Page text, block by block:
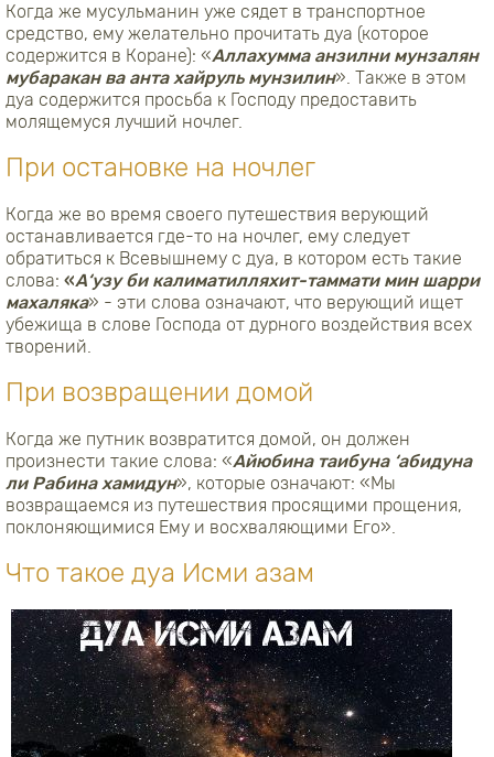
Когда же мусульманин уже сядет в транспортное
средство, ему желательно прочитать дуа (которое
содержится в Коране): «Аллахумма анзилни мунзалян
мубаракан ва анта хайруль мунзилин». Также в этом
дуа содержится просьба к Господу предоставить
молящемуся лучший ночлег.
При остановке на ночлег
Когда же во время своего путешествия верующий
останавливается где-то на ночлег, ему следует
обратиться к Всевышнему с дуа, в котором есть такие
слова: «А‘узу би калиматилляхит-таммати мин шарри
махаляка» - эти слова означают, что верующий ищет
убежища в слове Господа от дурного воздействия всех
творений.
При возвращении домой
Когда же путник возвратится домой, он должен
произнести такие слова: «Айюбина таибуна ‘абидуна
ли Рабина хамидун», которые означают: «Мы
возвращаемся из путешествия просящими прощения,
поклоняющимися Ему и восхваляющими Его».
Что такое дуа Исми азам